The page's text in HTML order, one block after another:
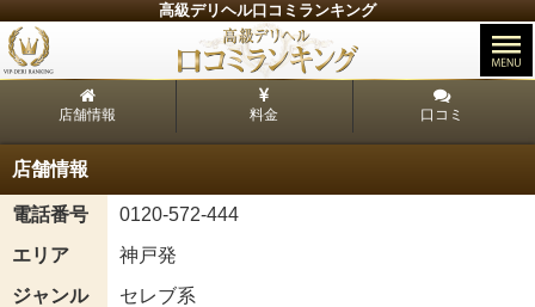
高級デリヘル口コミランキング
店舗情報 料金 口コミ
店舗情報
電話番号
0120-572-444
エリア
神戸発
ジャンル
セレブ系